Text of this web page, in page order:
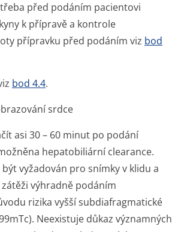
před podáním pacientovi
k přípravě a kontrole
přípravku před podáním viz bod
bod 4.4.
srdce
asi 30 – 60 minut po podání
hepatobiliární clearance.
vyžadován pro snímky v klidu a
výhradně podáním
rizika vyšší subdiafragmatické
Tc). Neexistuje důkaz významných